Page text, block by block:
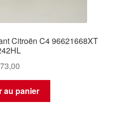
Citroën C4 96621668XT
au panier